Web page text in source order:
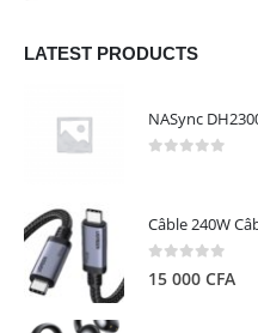
LATEST PRODUCTS
NASync
0 out of 5
15 000 CFA